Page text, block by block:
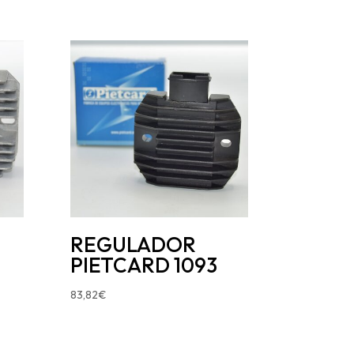
REGULADOR
PIETCARD 1093
83,82€